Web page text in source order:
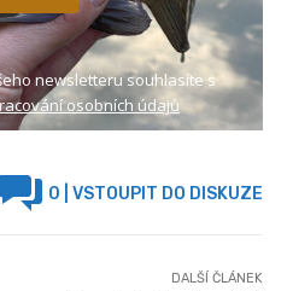
newsletteru souhlasíte s
osobních údajů
0 | VSTOUPIT DO DISKUZE
DALŠÍ ČLÁNEK